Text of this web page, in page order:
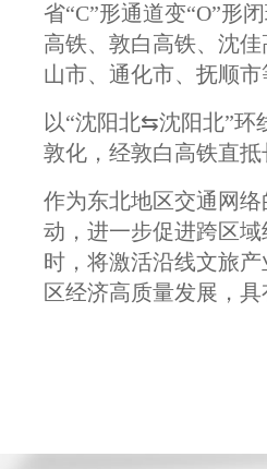
省“C”形通道变“O”形
高铁、敦白高铁、沈
山市、通化市、抚顺市
以“沈阳北⇆沈阳北”环
敦化，经敦白高铁直
作为东北地区交通网
动，进一步促进跨区
时，将激活沿线文旅
区经济高质量发展，具